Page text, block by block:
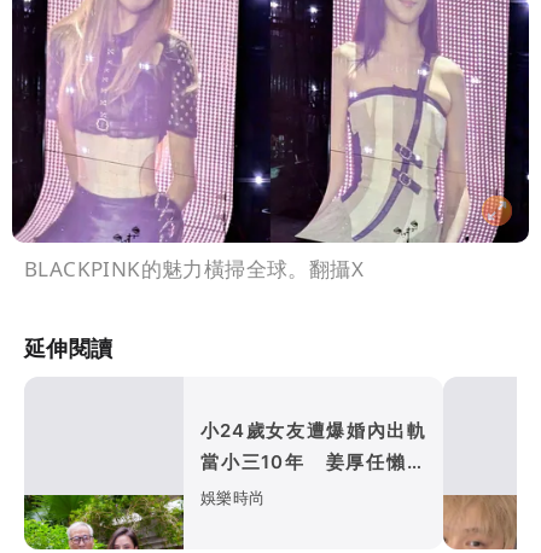
BLACKPINK的魅力橫掃全球。翻攝X
延伸閱讀
小24歲女友遭爆婚內出軌
當小三10年 姜厚任懶理
反嗆爆料者「頭腦有問題」
娛樂時尚